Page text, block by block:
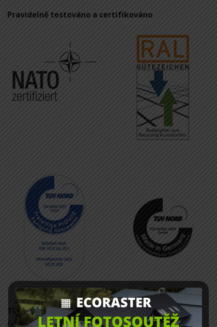
Pravidelně testováno a certifikováno
TÜV(zkratka pro Technischer Überwachungs-Verein,
česky Technické kontrolní sdružení) je německé